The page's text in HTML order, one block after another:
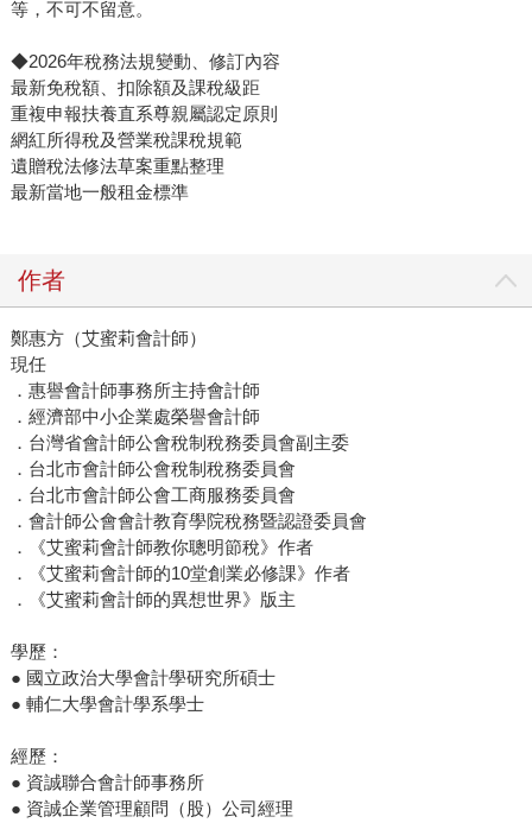
等，不可不留意。
◆2026年稅務法規變動、修訂內容
最新免稅額、扣除額及課稅級距
重複申報扶養直系尊親屬認定原則
網紅所得稅及營業稅課稅規範
遺贈稅法修法草案重點整理
最新當地一般租金標準
作者
鄭惠方（艾蜜莉會計師）
現任
．惠譽會計師事務所主持會計師
．經濟部中小企業處榮譽會計師
．台灣省會計師公會稅制稅務委員會副主委
．台北市會計師公會稅制稅務委員會
．台北市會計師公會工商服務委員會
．會計師公會會計教育學院稅務暨認證委員會
．《艾蜜莉會計師教你聰明節稅》作者
．《艾蜜莉會計師的10堂創業必修課》作者
．《艾蜜莉會計師的異想世界》版主
學歷：
● 國立政治大學會計學研究所碩士
● 輔仁大學會計學系學士
經歷：
● 資誠聯合會計師事務所
● 資誠企業管理顧問（股）公司經理